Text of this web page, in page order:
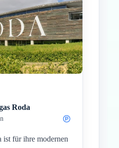
Roda
ist für ihre modernen